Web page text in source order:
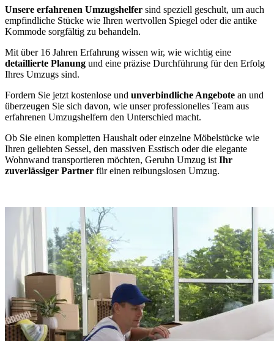
Unsere erfahrenen Umzugshelfer sind speziell geschult, um auch
empfindliche Stücke wie Ihren wertvollen Spiegel oder die antike
Kommode sorgfältig zu behandeln.
Mit über 16 Jahren Erfahrung wissen wir, wie wichtig eine
detaillierte Planung und eine präzise Durchführung für den Erfolg
Ihres Umzugs sind.
Fordern Sie jetzt kostenlose und unverbindliche Angebote an und
überzeugen Sie sich davon, wie unser professionelles Team aus
erfahrenen Umzugshelfern den Unterschied macht.
Ob Sie einen kompletten Haushalt oder einzelne Möbelstücke wie
Ihren geliebten Sessel, den massiven Esstisch oder die elegante
Wohnwand transportieren möchten, Geruhn Umzug ist Ihr
zuverlässiger Partner für einen reibungslosen Umzug.